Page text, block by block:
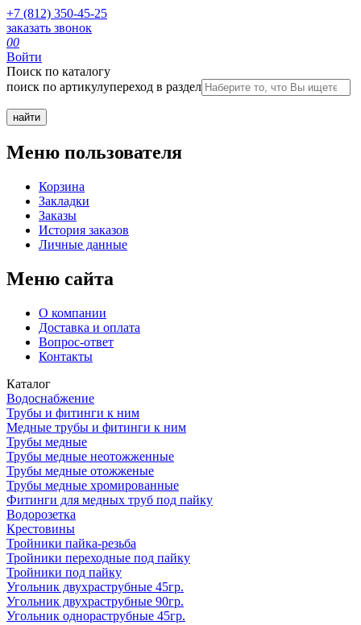
+7 (812) 350-45-25
заказать звонок
00
Войти
Поиск по каталогу
поиск по артикулупереход в раздел
Меню пользователя
Корзина
Закладки
Заказы
История заказов
Личные данные
Меню сайта
О компании
Доставка и оплата
Вопрос-ответ
Контакты
Каталог
Водоснабжение
Трубы и фитинги к ним
Медные трубы и фитинги к ним
Трубы медные
Трубы медные неотожженные
Трубы медные отожженые
Трубы медные хромированные
Фитинги для медных труб под пайку
Водорозетка
Крестовины
Тройники пайка-резьба
Тройники переходные под пайку
Тройники под пайку
Угольник двухраструбные 45гр.
Угольник двухраструбные 90гр.
Угольник однораструбные 45гр.